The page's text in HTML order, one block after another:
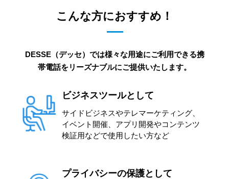
こんな方におすすめ！
DESSE（デッセ）では様々な用途にご利用できる携
帯電話をリーズナブルにご提供いたします。
ビジネスツールとして
サイドビジネスやテレマーケティング、
イベント開催、アプリ開発やコンテンツ
検証用などで使用したい方など
プライバシーの保護として